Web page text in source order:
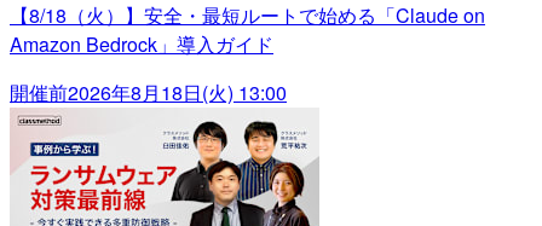
【8/18（火）】安全・最短ルートで始める「Claude on
Amazon Bedrock」導入ガイド
開催前2026年8月18日(火) 13:00